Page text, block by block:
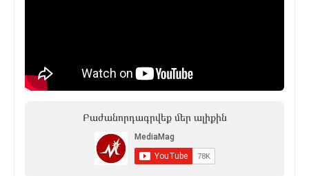
Բաժանորդագրվեք մեր ալիքին